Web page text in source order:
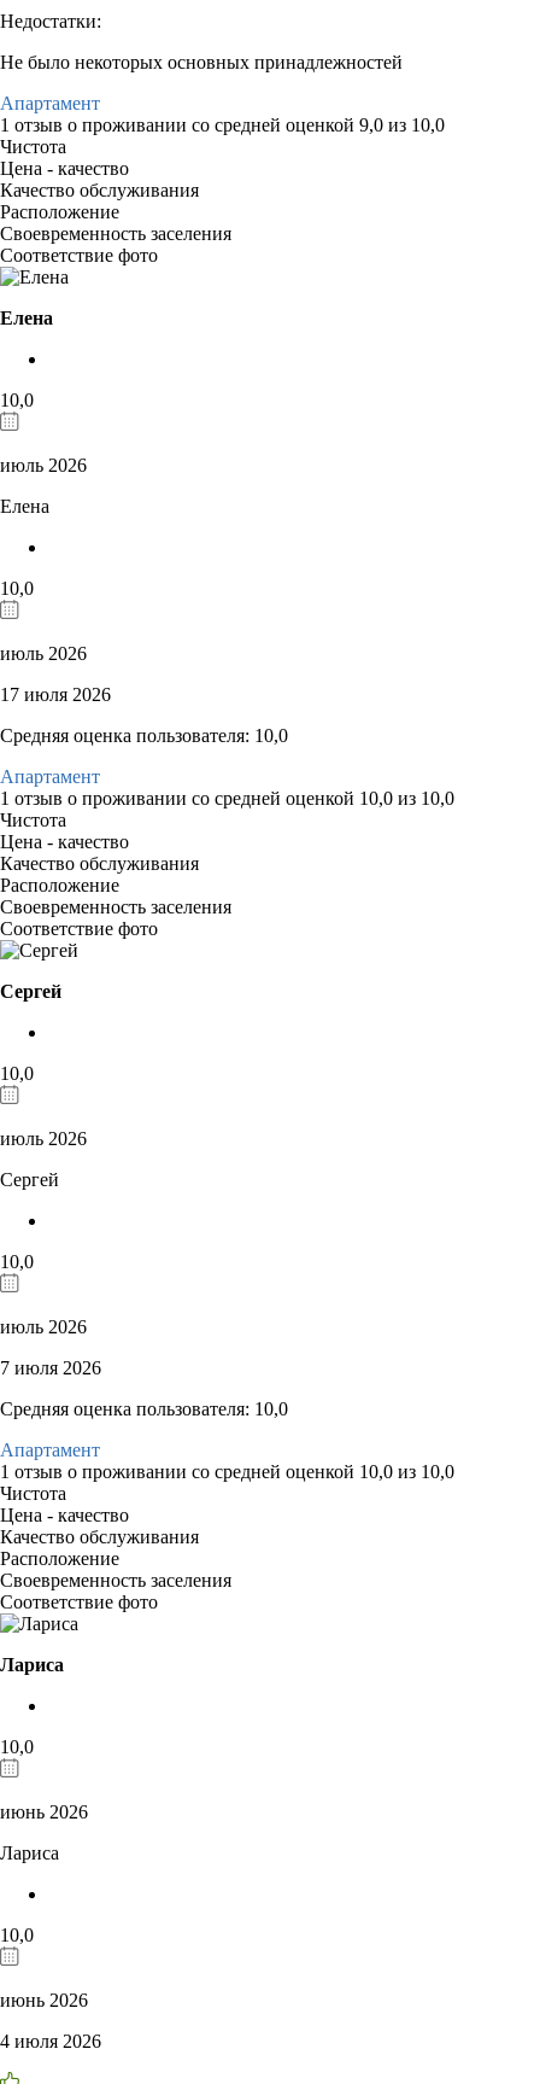
Недостатки:
Не было некоторых основных принадлежностей
Апартамент
1 отзыв о проживании со средней оценкой 9,0 из 10,0
Чистота
Цена - качество
Качество обслуживания
Расположение
Своевременность заселения
Соответствие фото
Елена
10,0
июль 2026
Елена
10,0
июль 2026
17 июля 2026
Средняя оценка пользователя: 10,0
Апартамент
1 отзыв о проживании со средней оценкой 10,0 из 10,0
Чистота
Цена - качество
Качество обслуживания
Расположение
Своевременность заселения
Соответствие фото
Сергей
10,0
июль 2026
Сергей
10,0
июль 2026
7 июля 2026
Средняя оценка пользователя: 10,0
Апартамент
1 отзыв о проживании со средней оценкой 10,0 из 10,0
Чистота
Цена - качество
Качество обслуживания
Расположение
Своевременность заселения
Соответствие фото
Лариса
10,0
июнь 2026
Лариса
10,0
июнь 2026
4 июля 2026